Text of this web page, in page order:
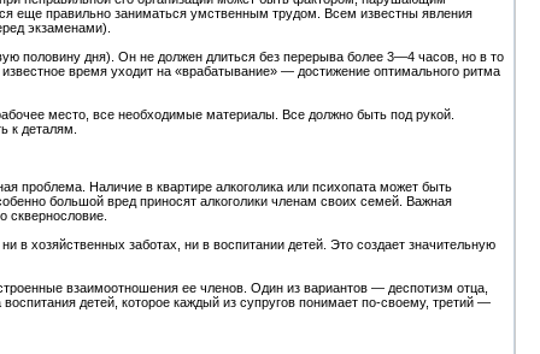
еще правильно заниматься умственным трудом. Всем известны явления
экзаменами).
половину дня). Он не должен длиться без перерыва более 3—4 часов, но в то
время уходит на «врабатывание» — достижение оптимального ритма
место, все необходимые материалы. Все должно быть под рукой.
к деталям.
проблема. Наличие в квартире алкоголика или психопата может быть
большой вред приносят алкоголики членам своих семей. Важная
сквернословие.
хозяйственных заботах, ни в воспитании детей. Это создает значительную
взаимоотношения ее членов. Один из вариантов — деспотизм отца,
детей, которое каждый из супругов понимает по-своему, третий —